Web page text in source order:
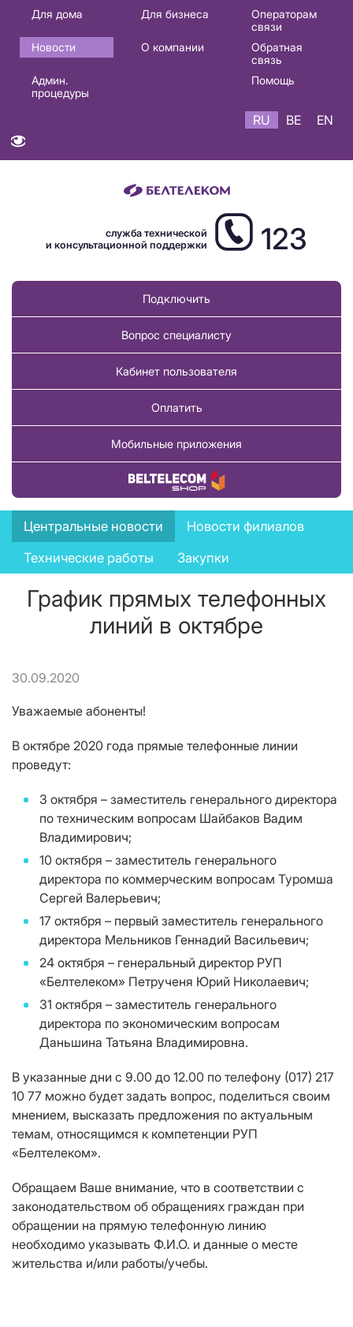
Основная
навигация
RU
Для дома Для бизнеса
Операторам
связи
Новости
О компании
Обратная
связь
Админ.
процедуры
Помощь
RU BE EN
служба технической
и консультационной поддержки
123
Подключить
Вопрос специалисту
Кабинет пользователя
Оплатить
Мобильные приложения
Купить товар
News
menu
Центральные новости
Новости филиалов
Технические работы
Закупки
График прямых телефонных
линий в октябре
30.09.2020
Уважаемые абоненты!
В октябре 2020 года прямые телефонные линии
проведут:
3 октября – заместитель генерального директора
по техническим вопросам Шайбаков Вадим
Владимирович;
10 октября – заместитель генерального
директора по коммерческим вопросам Туромша
Сергей Валерьевич;
17 октября – первый заместитель генерального
директора Мельников Геннадий Васильевич;
24 октября – генеральный директор РУП
«Белтелеком» Петрученя Юрий Николаевич;
31 октября – заместитель генерального
директора по экономическим вопросам
Даньшина Татьяна Владимировна.
В указанные дни с 9.00 до 12.00 по телефону (017) 217
10 77 можно будет задать вопрос, поделиться своим
мнением, высказать предложения по актуальным
темам, относящимся к компетенции РУП
«Белтелеком».
Обращаем Ваше внимание, что в соответствии с
законодательством об обращениях граждан при
обращении на прямую телефонную линию
необходимо указывать Ф.И.О. и данные о месте
жительства и/или работы/учебы.